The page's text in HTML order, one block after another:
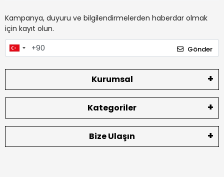
Kampanya, duyuru ve bilgilendirmelerden haberdar olmak
için kayıt olun.
Gönder
Kurumsal
Kategoriler
Bize Ulaşın